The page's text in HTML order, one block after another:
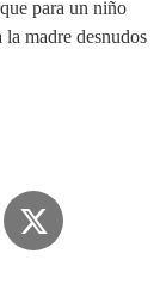
para un niño
la madre desnudos